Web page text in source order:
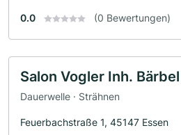
0.0 (0 Bewertungen)
Salon Vogler Inh.
Dauerwelle · Strähnen
Feuerbachstraße 1, 45147 Essen